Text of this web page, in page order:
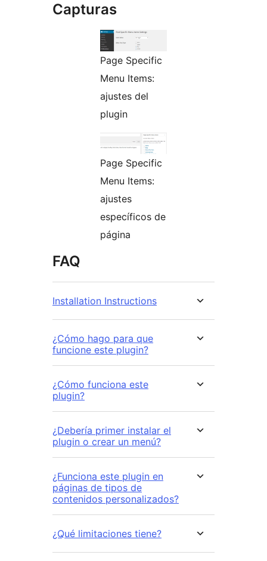
Capturas
Page Specific
Menu Items:
ajustes del
plugin
Page Specific
Menu Items:
ajustes
específicos de
página
FAQ
Installation Instructions
¿Cómo hago para que
funcione este plugin?
¿Cómo funciona este
plugin?
¿Debería primer instalar el
plugin o crear un menú?
¿Funciona este plugin en
páginas de tipos de
contenidos personalizados?
¿Qué limitaciones tiene?